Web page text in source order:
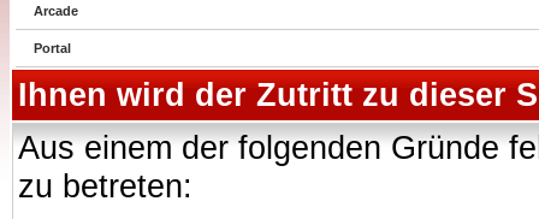
Arcade
Portal
Ihnen wird der Zutritt zu dieser
Aus einem der folgenden Gründe
zu betreten: